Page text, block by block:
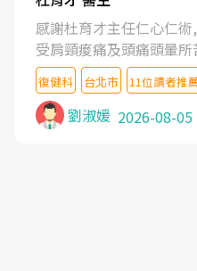
感謝杜育才主任仁心仁
受肩頸痠痛及頭痛頭暈
檢查,也嘗試過西醫打針,
沒有用,後來連吃到嗎啡
症狀,沒多久就痛起來,多
台灣親友介紹忠孝醫院
復健科 台北市 11位讀者推
劉淑媛 2026-08-05